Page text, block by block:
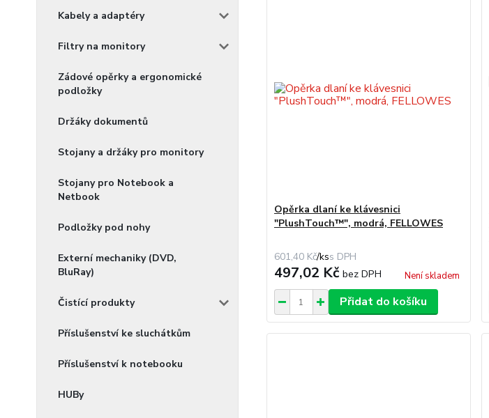
Kabely a adaptéry
Filtry na monitory
Zádové opěrky a ergonomické
podložky
Držáky dokumentů
Stojany a držáky pro monitory
Stojany pro Notebook a
Netbook
Podložky pod nohy
Externí mechaniky (DVD,
BluRay)
Čistící produkty
Příslušenství ke sluchátkům
Příslušenství k notebooku
HUBy
Opěrka dlaní ke klávesnici
"PlushTouch™", modrá, FELLOWES
601,40 Kč/ks
497,02 Kč bez DPH Není skladem
Přidat do košíku